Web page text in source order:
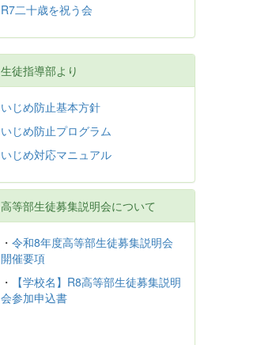
R7二十歳を祝う会
生徒指導部より
いじめ防止基本方針
いじめ防止プログラム
いじめ対応マニュアル
高等部生徒募集説明会について
・ 令和8年度高等部生徒募集説明会
開催要項
・
【学校名】R8高等部生徒募集説明
会参加申込書